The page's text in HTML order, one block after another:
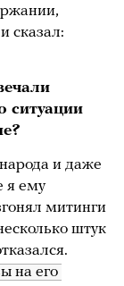
сказал:
ситуации
и даже
я ему
митинги
штук
на его